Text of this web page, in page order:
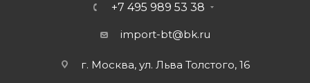
+7 495 989 53 38
import-bt@bk.ru
г. Москва, ул. Льва Толстого, 16